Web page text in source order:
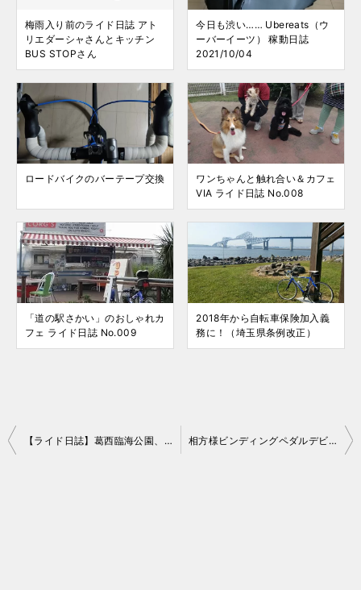
梅雨入り前のライド日誌 アト
リエダーシャさんとキッチン
BUS STOPさん
今日も渋い…… Ubereats（ウ
ーバーイーツ） 稼動日誌
2021/10/04
ロードバイクのバーテープ交換
ワンちゃんと触れ合い＆カフェ
VIA ライド日誌 No.008
「道の駅さかい」のおしゃれカ
フェ ライド日誌 No.009
2018年から自転車保険加入義
務に！（埼玉県条例改正）
投
【ライド日誌】葛西臨海公園、若洲海浜公園とゲートブリッジ色んな乗り物も 相方様ビンディングペダルデビュー